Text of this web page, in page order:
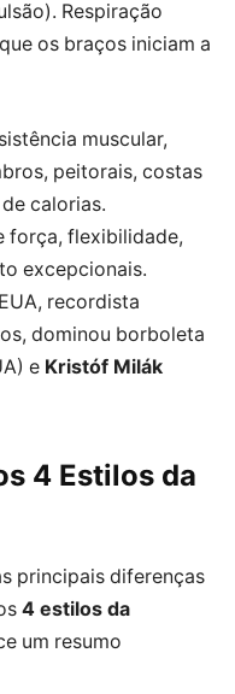
Respiração
os braços iniciam a
muscular,
peitorais, costas
calorias.
força, flexibilidade,
excepcionais.
recordista
dominou borboleta
e Kristóf Milák
4 Estilos da
principais diferenças
4 estilos da
um resumo